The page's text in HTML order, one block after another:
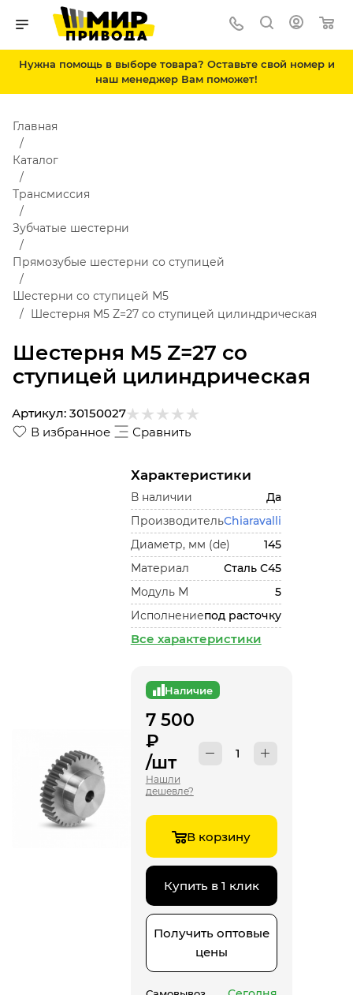
Нужна помощь в выборе товара? Оставьте свой номер и
наш менеджер Вам поможет!
Шестерня M5 Z=27 со
ступицей цилиндрическая
Главная
Каталог
Трансмиссия
Зубчатые шестерни
Прямозубые шестерни со ступицей
Шестерни со ступицей М5
Шестерня M5 Z=27 со ступицей цилиндрическая
В избранное Сравнить
Артикул: 30150027
Характеристики
В наличии
Да
ПроизводительChiaravalli
Диаметр, мм (de)
145
Материал
Сталь С45
Модуль М
5
Исполнениепод расточку
Все характеристики
Наличие
7 500
₽
/шт
Нашли
дешевле?
В корзину
Купить в 1 клик
Получить оптовые
цены